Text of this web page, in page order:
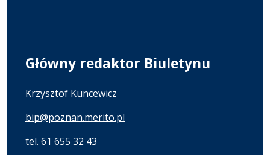
Główny redaktor Biuletynu
Krzysztof Kuncewicz
bip@poznan.merito.pl
tel. 61 655 32 43